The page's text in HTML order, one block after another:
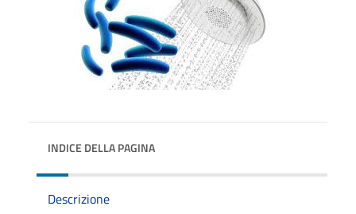
INDICE DELLA PAGINA
Descrizione